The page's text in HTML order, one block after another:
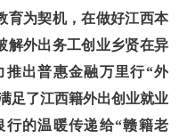
育为契机，在做好江西本
解外出务工创业乡贤在异
出普惠金融万里行“外
足了江西籍外出创业就业
的温暖传递给“赣籍老